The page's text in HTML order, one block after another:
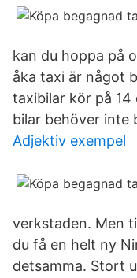
kan du hoppa på
åka taxi är något
taxibilar kör på
bilar behöver inte
Adjektiv exempel
verkstaden. Men
du få en helt ny
detsamma. Stort